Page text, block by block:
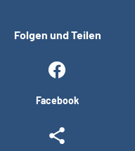
Folgen und Teilen
Facebook